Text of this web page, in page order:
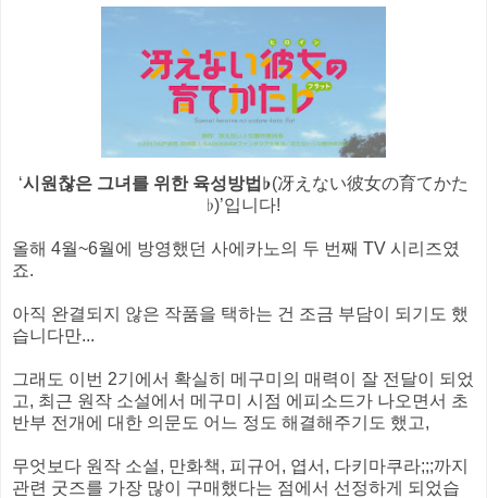
‘시원찮은 그녀를 위한 육성방법♭(冴えない彼女の育てかた
♭)’입니다!
올해 4월~6월에 방영했던 사에카노의 두 번째 TV 시리즈였
죠.
아직 완결되지 않은 작품을 택하는 건 조금 부담이 되기도 했
습니다만...
그래도 이번 2기에서 확실히 메구미의 매력이 잘 전달이 되었
고, 최근 원작 소설에서 메구미 시점 에피소드가 나오면서 초
반부 전개에 대한 의문도 어느 정도 해결해주기도 했고,
무엇보다 원작 소설, 만화책, 피규어, 엽서, 다키마쿠라;;;까지
관련 굿즈를 가장 많이 구매했다는 점에서 선정하게 되었습